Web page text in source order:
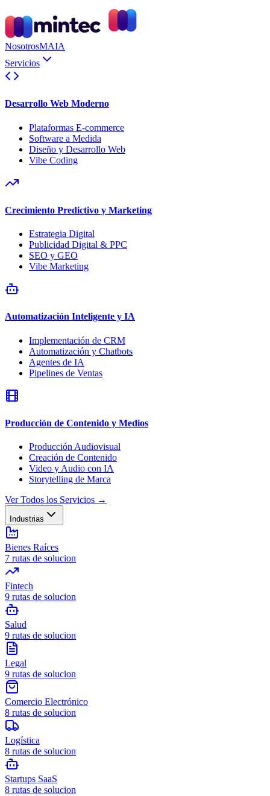
NosotrosMAIA
Servicios
Desarrollo Web Moderno
Plataformas E-commerce
Software a Medida
Diseño y Desarrollo Web
Vibe Coding
Crecimiento Predictivo y Marketing
Estrategia Digital
Publicidad Digital & PPC
SEO y GEO
Vibe Marketing
Automatización Inteligente y IA
Implementación de CRM
Automatización y Chatbots
Agentes de IA
Pipelines de Ventas
Producción de Contenido y Medios
Producción Audiovisual
Creación de Contenido
Video y Audio con IA
Storytelling de Marca
Ver Todos los Servicios →
Industrias
Bienes Raíces
7 rutas de solucion
Fintech
9 rutas de solucion
Salud
9 rutas de solucion
Legal
9 rutas de solucion
Comercio Electrónico
8 rutas de solucion
Logística
8 rutas de solucion
Startups SaaS
8 rutas de solucion